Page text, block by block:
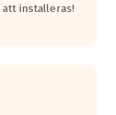
installeras!